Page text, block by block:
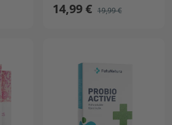
14,99 € 19,99 €